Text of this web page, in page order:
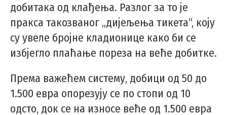
добитака од клађења. Разлог за то је
пракса такозваног „дијељења тикета“, коју
су увеле бројне кладионице како би се
избјегло плаћање пореза на веће добитке.
Према важећем систему, добици од 50 до
1.500 евра опорезују се по стопи од 10
одсто, док се на износе веће од 1.500 евра